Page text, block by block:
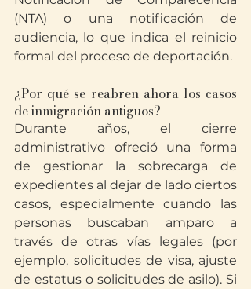
(NTA) o una notificación de
audiencia, lo que indica el reinicio
formal del proceso de deportación.
¿Por qué se reabren ahora los casos
de inmigración antiguos?
Durante años, el cierre
administrativo ofreció una forma
de gestionar la sobrecarga de
expedientes al dejar de lado ciertos
casos, especialmente cuando las
personas buscaban amparo a
través de otras vías legales (por
ejemplo, solicitudes de visa, ajuste
de estatus o solicitudes de asilo). Si